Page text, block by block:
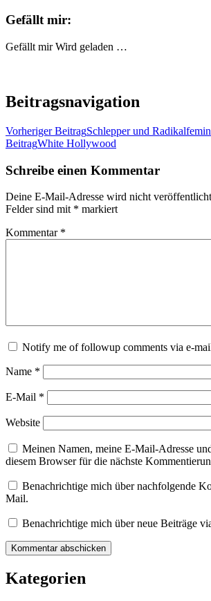
Gefällt mir:
Gefällt mir Wird geladen …
Beitragsnavigation
Vorheriger BeitragSchlepper und
BeitragWhite Hollywood
Schreibe einen Kommentar
Deine E-Mail-Adresse wird nicht
Felder sind mit * markiert
Kommentar *
Notify me of followup comments via e-
Name *
E-Mail *
Website
Meinen Namen, meine E-Mail-Adresse
diesem Browser für die nächste
Benachrichtige mich über nachfolgende
Mail.
Benachrichtige mich über neue Beiträge
Kategorien